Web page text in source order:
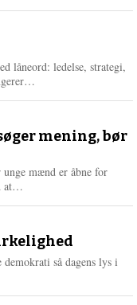
låneord: ledelse, strategi,
e mening, bør
unge mænd er åbne for
at…
e
r
så dagens lys i